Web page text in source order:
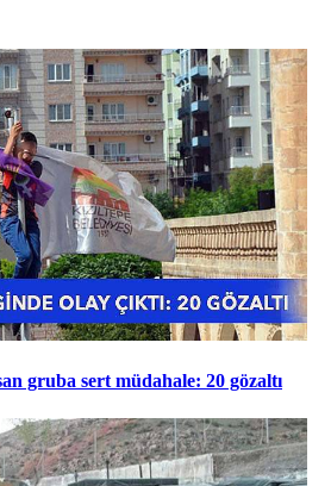
gruba sert müdahale: 20 gözaltı